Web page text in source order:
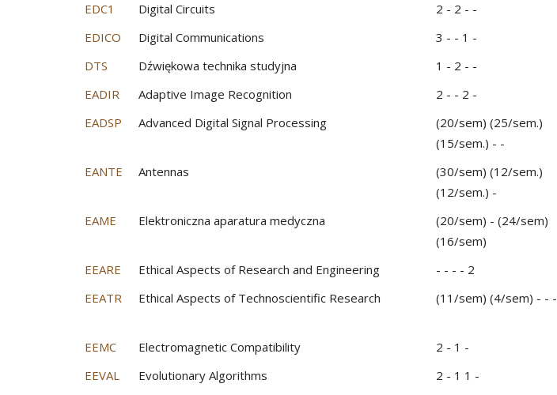
EDC1
Digital Circuits 2 - 2 - -
EDICO
Digital Communications 3 - - 1 -
DTS
Dźwiękowa technika studyjna 1 - 2 - -
EADIR
Adaptive Image Recognition 2 - - 2 -
EADSP
Advanced Digital Signal Processing
(20/sem) (25/sem.)
(15/sem.) - -
EANTE Antennas
(30/sem) (12/sem.)
(12/sem.) -
EAME Elektroniczna aparatura medyczna
(20/sem) - (24/sem)
(16/sem)
EEARE Ethical Aspects of Research and Engineering - - - - 2
EEATR
Ethical Aspects of Technoscientific Research (11/sem) (4/sem) - - -
EEMC Electromagnetic Compatibility 2 - 1 -
EEVAL
Evolutionary Algorithms 2 - 1 1 -